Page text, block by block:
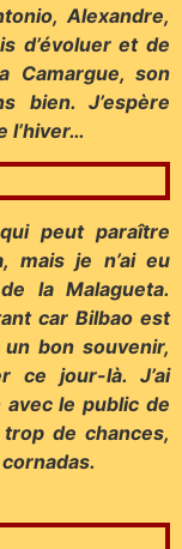
Alexandre,
d’évoluer et de
Camargue, son
bien. J’espère
l’hiver…
peut paraître
mais je n’ai eu
la Malagueta.
car Bilbao est
bon souvenir,
ce jour-là. J’ai
le public de
de chances,